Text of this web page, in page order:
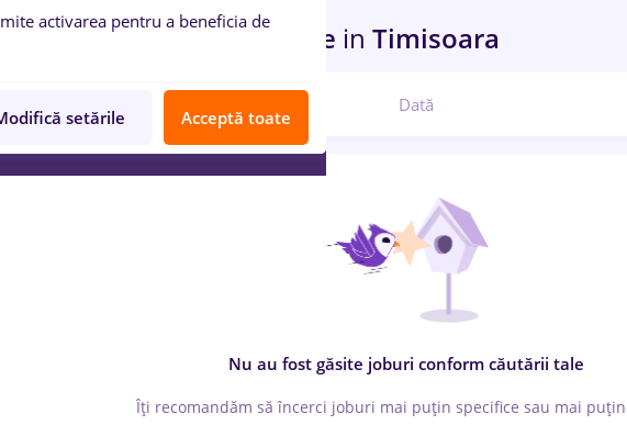
muncametro, Full time in Timisoara
Dată
Nu au fost găsite joburi conform căutării tale
Îți recomandăm să încerci joburi mai puțin specifice sau mai
activarea pentru a beneficia de
setările Acceptă toate